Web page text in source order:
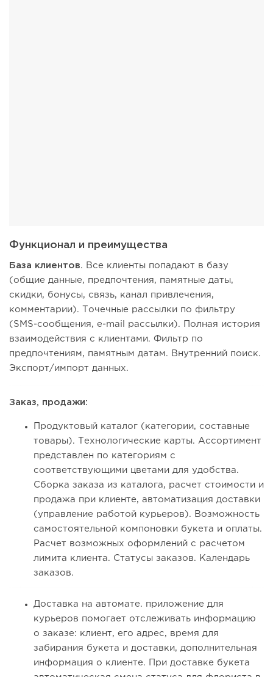
Функционал и преимущества
База клиентов. Все клиенты попадают в базу
(общие данные, предпочтения, памятные даты,
скидки, бонусы, связь, канал привлечения,
комментарии). Точечные рассылки по фильтру
(SMS-сообщения, e-mail рассылки). Полная история
взаимодействия с клиентами. Фильтр по
предпочтениям, памятным датам. Внутренний поиск.
Экспорт/импорт данных.
Заказ, продажи:
Продуктовый каталог (категории, составные
товары). Технологические карты. Ассортимент
представлен по категориям с
соответствующими цветами для удобства.
Сборка заказа из каталога, расчет стоимости и
продажа при клиенте, автоматизация доставки
(управление работой курьеров). Возможность
самостоятельной компоновки букета и оплаты.
Расчет возможных оформлений с расчетом
лимита клиента. Статусы заказов. Календарь
заказов.
Доставка на автомате. приложение для
курьеров помогает отслеживать информацию
о заказе: клиент, его адрес, время для
забирания букета и доставки, дополнительная
информация о клиенте. При доставке букета